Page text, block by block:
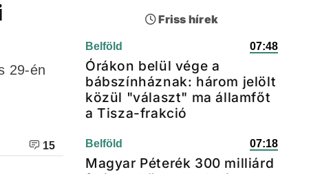
29-én
15
Friss hírek
Belföld 07:48
Órákon belül vége a
bábszínháznak: három jelölt
közül "választ" ma államfőt
a Tisza-frakció
Belföld 07:18
Magyar Péterék 300 milliárd